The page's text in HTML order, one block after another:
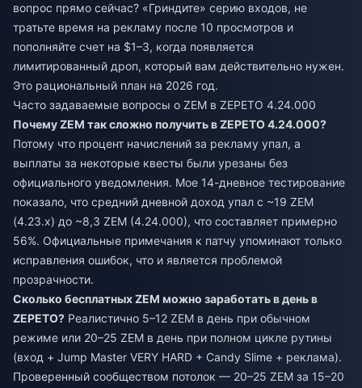
вопрос прямо сейчас? «Гриндите» серию входов, не
тратьте время на рекламу после 10 просмотров и
пополняйте счет на $1–3, когда появляется
лимитированный дроп, который вам действительно нужен.
Это рациональный план на 2026 год.
Часто задаваемые вопросы о ZEM в ZEPETO 4.24.000
Почему ZEM так сложно получить в ZEPETO 4.24.000?
Потому что процент начислений за рекламу упал, а
выплаты за некоторые квесты были урезаны без
официального уведомления. Мое 14-дневное тестирование
показало, что средний дневной доход упал с ~19 ZEM
(4.23.x) до ~8,3 ZEM (4.24.000), что составляет примерно
56%. Официальные примечания к патчу упоминают только
исправления ошибок, что и является проблемой
прозрачности.
Сколько бесплатных ZEM можно заработать в день в
ZEPETO? Реалистично 5–12 ZEM в день при обычном
режиме или 20–25 ZEM в день при полном цикле рутины
(вход + Jump Master VERY HARD + Candy Slime + реклама).
Проверенный сообществом потолок — 20–25 ZEM за 15–20